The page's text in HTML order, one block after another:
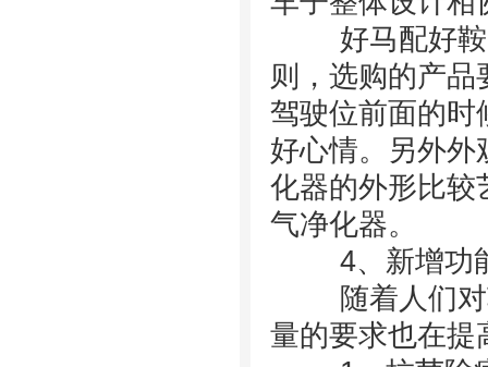
好马配好鞍。
则，选购的产
驾驶位前面的时
好心情。另外外
化器的外形比较
气净化器。
4、新增功能
随着人们对车
量的要求也在提